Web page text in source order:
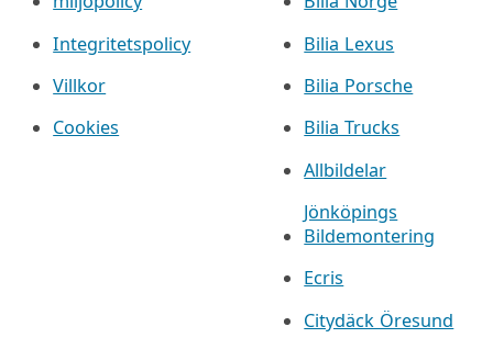
Integritetspolicy
Villkor
Cookies
Bilia Lexus
Bilia Porsche
Bilia Trucks
Allbildelar
Jönköpings
Bildemontering
Ecris
Citydäck Öresund